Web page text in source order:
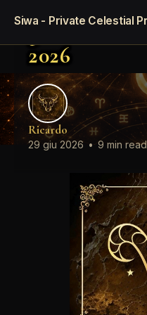
Siwa - Private Celestial
Oroscopo
giorno
2026
Ricardo
29 giu 2026 • 9 min read